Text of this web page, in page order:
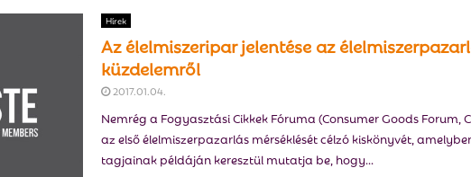
Hírek
Az élelmiszeripar jelentése az
küzdelemről
2017.01.04.
Nemrég a Fogyasztási Cikkek Fóruma (Consumer Goods Forum,
az első élelmiszerpazarlás mérséklését célzó kiskönyvét,
tagjainak példáján keresztül mutatja be, hogy...